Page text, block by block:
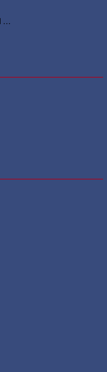
اسلام علیکم – کبوتروں کو ویکسین کرنا کیوں ضروری ؟ دوستو پاکستان میں آجکل سردی کے ساتھ ساتھ ہر جاندار کی زندگی بھی مشکلات کا شکار ہے۔ مختلف وبایئں پھیلی …